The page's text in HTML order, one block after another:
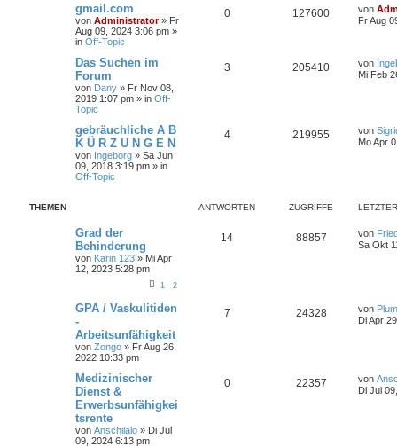
gmail.com
von Administrator» Fr
Aug 09, 2024 3:06 pm »
in Off-Topic
0 127600 von
Fr Aug
Das Suchen im
Forum
von Dany » Fr Nov 08,
2019 1:07 pm » in Off-
Topic
3 205410 von
Mi Feb
gebräuchliche A B
K Ü R Z U N G E N
von Ingeborg » Sa Jun
09, 2018 3:19 pm » in
Off-Topic
4 219955 von
Mo Apr
THEMEN ANTWORTEN ZUGRIFFE
Grad der
Behinderung
von Karin 123 » Mi Apr
12, 2023 5:28 pm
1 2
14 88857 von
Sa Okt
GPA / Vaskulitiden
-
Arbeitsunfähigkeit
von Zongo » Fr Aug 26,
2022 10:33 pm
7 24328 von
Di Apr
Medizinischer
Dienst &
Erwerbsunfähigkei
tsrente
von Anschilalo » Di Jul
09, 2024 6:13 pm
0 22357 von
Di Jul